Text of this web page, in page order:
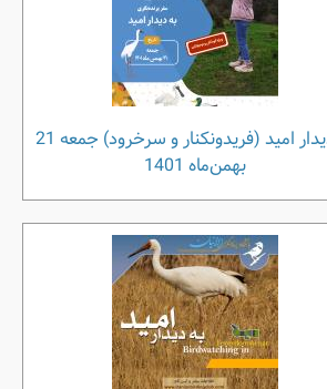
به دیدار امید (فریدونکنار و سرخرود) جمعه 21
بهمن‌ماه 1401